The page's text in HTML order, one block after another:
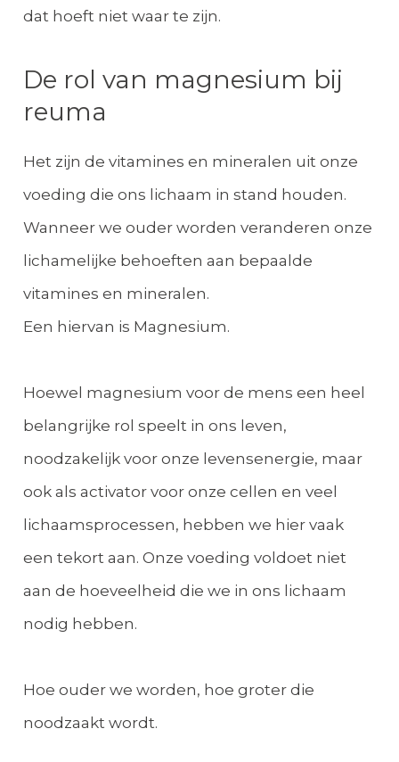
dat hoeft niet waar te zijn.
De rol van magnesium bij
reuma
Het zijn de vitamines en mineralen uit onze
voeding die ons lichaam in stand houden.
Wanneer we ouder worden veranderen onze
lichamelijke behoeften aan bepaalde
vitamines en mineralen.
Een hiervan is Magnesium.
Hoewel magnesium voor de mens een heel
belangrijke rol speelt in ons leven,
noodzakelijk voor onze levensenergie, maar
ook als activator voor onze cellen en veel
lichaamsprocessen, hebben we hier vaak
een tekort aan. Onze voeding voldoet niet
aan de hoeveelheid die we in ons lichaam
nodig hebben.
Hoe ouder we worden, hoe groter die
noodzaakt wordt.